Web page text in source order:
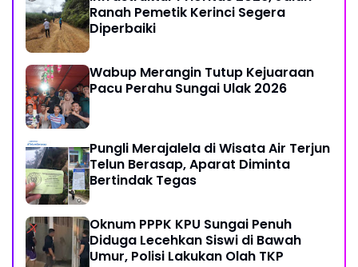
Ranah Pemetik Kerinci Segera
Diperbaiki
Wabup Merangin Tutup Kejuaraan
Pacu Perahu Sungai Ulak 2026
Pungli Merajalela di Wisata Air Terjun
Telun Berasap, Aparat Diminta
Bertindak Tegas
Oknum PPPK KPU Sungai Penuh
Diduga Lecehkan Siswi di Bawah
Umur, Polisi Lakukan Olah TKP